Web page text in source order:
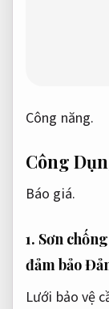
Công năng.
Công
Báo giá.
1. Sơn
đảm bảo
Lưới bảo vệ